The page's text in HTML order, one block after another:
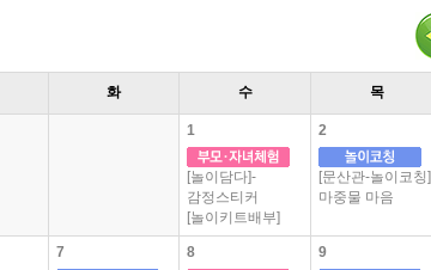
화 수 목
1
[놀이담다]-
감정스티커
[놀이키트배부]
2
[문산관-놀이코칭]
마중물 마음
7 8 9